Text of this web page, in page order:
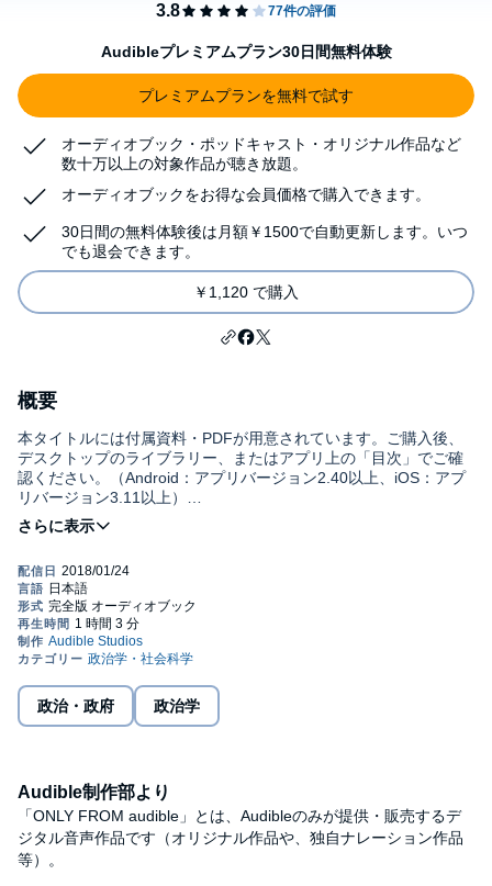
Audibleプレミアムプラン30日間無料体験
プレミアムプランを無料で試す
オーディオブック・ポッドキャスト・オリジナル作品など
数十万以上の対象作品が聴き放題。
オーディオブックをお得な会員価格で購入できます。
30日間の無料体験後は月額￥1500で自動更新します。いつ
でも退会できます。
￥1,120 で購入
概要
本タイトルには付属資料・PDFが用意されています。ご購入後、
デスクトップのライブラリー、またはアプリ上の「目次」でご確
認ください。（Android：アプリバージョン2.40以上、iOS：アプ
リバージョン3.11以上）
司馬遼太郎が『坂の上の雲』で描いたのは、２０世紀初めの日露
の一角に上り詰める時期の日本を生き生きと描いた。
１００年後の日本は、司馬の描いた時代と正反対に、人口も、
経済も、世界的な地位も、縮小、低下していく。まるで明治や昭
和の高度成長期に駆け上がった坂道を、今度は数十年かけてゆっ
くりと下っていくかのようだ。
間軸で、将来われわれの生活がどのように変わるのかを展望す
る。そのうえで、危機をチャンスに変えるきっかけを考えてみた
政治・政府 政治学
Audible制作部より
「ONLY FROM audible」とは、Audibleのみが提供・販売するデ
ジタル音声作品です（オリジナル作品や、独自ナレーション作品
等）。